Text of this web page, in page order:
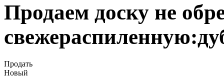
Продаем доску не
Продать
Новый